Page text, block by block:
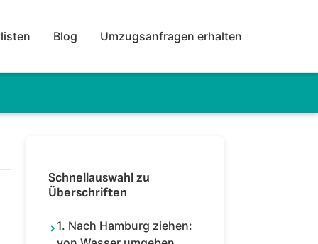
Blog Umzugsanfragen erhalten
Schnellauswahl zu
Überschriften
1. Nach Hamburg ziehen: